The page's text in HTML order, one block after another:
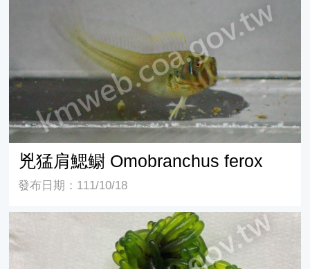
兇猛肩鰓鳚 Omobranchus ferox
發布日期：111/10/18
香蕉藻Boergesenia forbesii